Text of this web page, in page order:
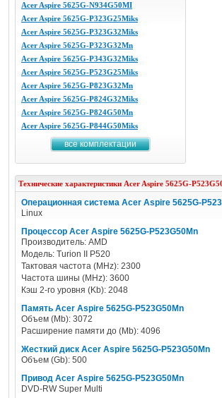
Acer Aspire 5625G-N934G50MI
Acer Aspire 5625G-P323G25Miks
Acer Aspire 5625G-P323G32Miks
Acer Aspire 5625G-P323G32Mn
Acer Aspire 5625G-P343G32Miks
Acer Aspire 5625G-P523G25Miks
Acer Aspire 5625G-P823G32Mn
Acer Aspire 5625G-P824G32Miks
Acer Aspire 5625G-P824G50Mn
Acer Aspire 5625G-P844G50Miks
все комплектации
Технические характеристики Acer Aspire 5625G-
Операционная система Acer Aspire 5625G-
Linux
Процессор Acer Aspire 5625G-P523G50Mn
Производитель: AMD
Модель: Turion II P520
Тактовая частота (MHz): 2300
Частота шины (MHz): 3600
Кэш 2-го уровня (Kb): 2048
Память Acer Aspire 5625G-P523G50Mn
Объем (Mb): 3072
Расширение памяти до (Mb): 4096
Жесткий диск Acer Aspire 5625G-P523G50Mn
Объем (Gb): 500
Привод Acer Aspire 5625G-P523G50Mn
DVD-RW Super Multi